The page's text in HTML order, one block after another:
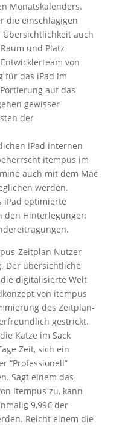
Monatskalenders.
die einschlägigen
auch
und Platz
von
für das iPad im
auf das
gewisser
der
iPad internen
itempus im
auch mit dem Mac
werden.
iPad optimierte
den Hinterlegungen
Zeitplan Nutzer
Der übersichtliche
digitalisierte Welt
von itempus
des Zeitplan-
gestrickt.
Katze im Sack
Zeit, sich ein
“Professionell”
Sagt einem das
itempus zu, kann
9,99€ der
Reicht einem die